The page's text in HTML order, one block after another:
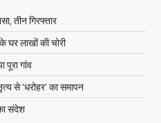
तीन गिरफ्तार
घर लाखों की चोरी
पूरा गांव
से ‘धरोहर’ का समापन
संदेश